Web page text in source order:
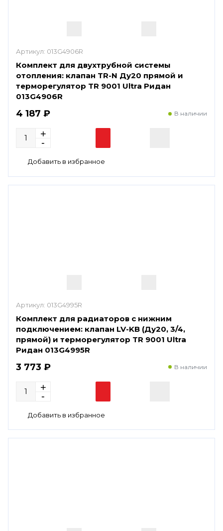
Артикул: 013G4906R
Комплект для двухтрубной системы
отопления: клапан TR-N Ду20 прямой и
терморегулятор TR 9001 Ultra Ридан
013G4906R
4 187 ₽ В наличии
Артикул: 013G4995R
Комплект для радиаторов с нижним
подключением: клапан LV-KB (Ду20, 3/4,
прямой) и терморегулятор TR 9001 Ultra
Ридан 013G4995R
3 773 ₽ В наличии